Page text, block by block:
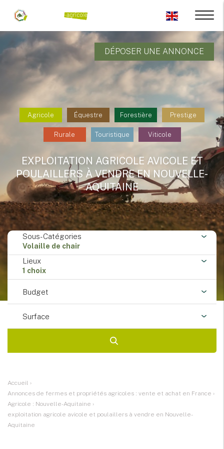
DÉPOSER UNE ANNONCE
Agricole Équestre Forestière Prestige
Rurale Touristique Viticole
EXPLOITATION AGRICOLE AVICOLE ET
POULAILLERS À VENDRE EN NOUVELLE-
AQUITAINE
Sous-Catégories
Volaille de chair
Lieux
1 choix
Budget
Surface
Accueil ›
Annonces de fermes et propriétés agricoles : vente et achat en France ›
Agricole : Nouvelle-Aquitaine ›
exploitation agricole avicole et poulaillers à vendre en Nouvelle-
Aquitaine